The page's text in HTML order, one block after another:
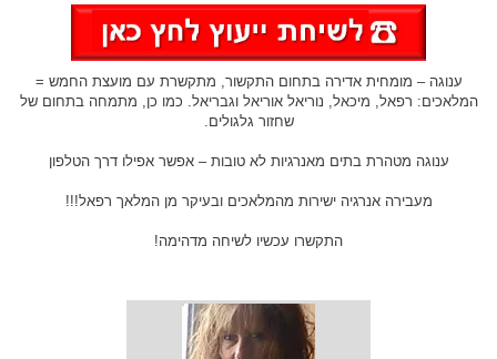
ענוגה – מומחית אדירה בתחום התקשור, מתקשרת עם מועצת החמש =
המלאכים: רפאל, מיכאל, נוריאל אוריאל וגבריאל. כמו כן, מתמחה בתחום של
שחזור גלגולים.
ענוגה מטהרת בתים מאנרגיות לא טובות – אפשר אפילו דרך הטלפון
מעבירה אנרגיה ישירות מהמלאכים ובעיקר מן המלאך רפאל!!!
התקשרו עכשיו לשיחה מדהימה!